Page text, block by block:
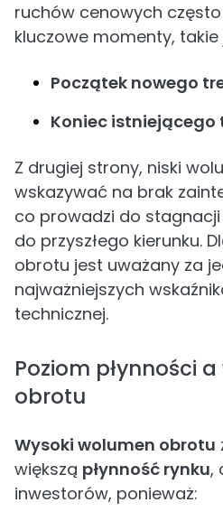
ruchów cenowych
kluczowe momenty, takie
Początek nowego
Koniec istniejącego
Z drugiej strony, niski
wskazywać na brak
co prowadzi do
do przyszłego kierunku.
obrotu jest uważany za
najważniejszych
technicznej.
Poziom płynności
obrotu
Wysoki wolumen obrotu
większą płynność rynku,
inwestorów, ponieważ: